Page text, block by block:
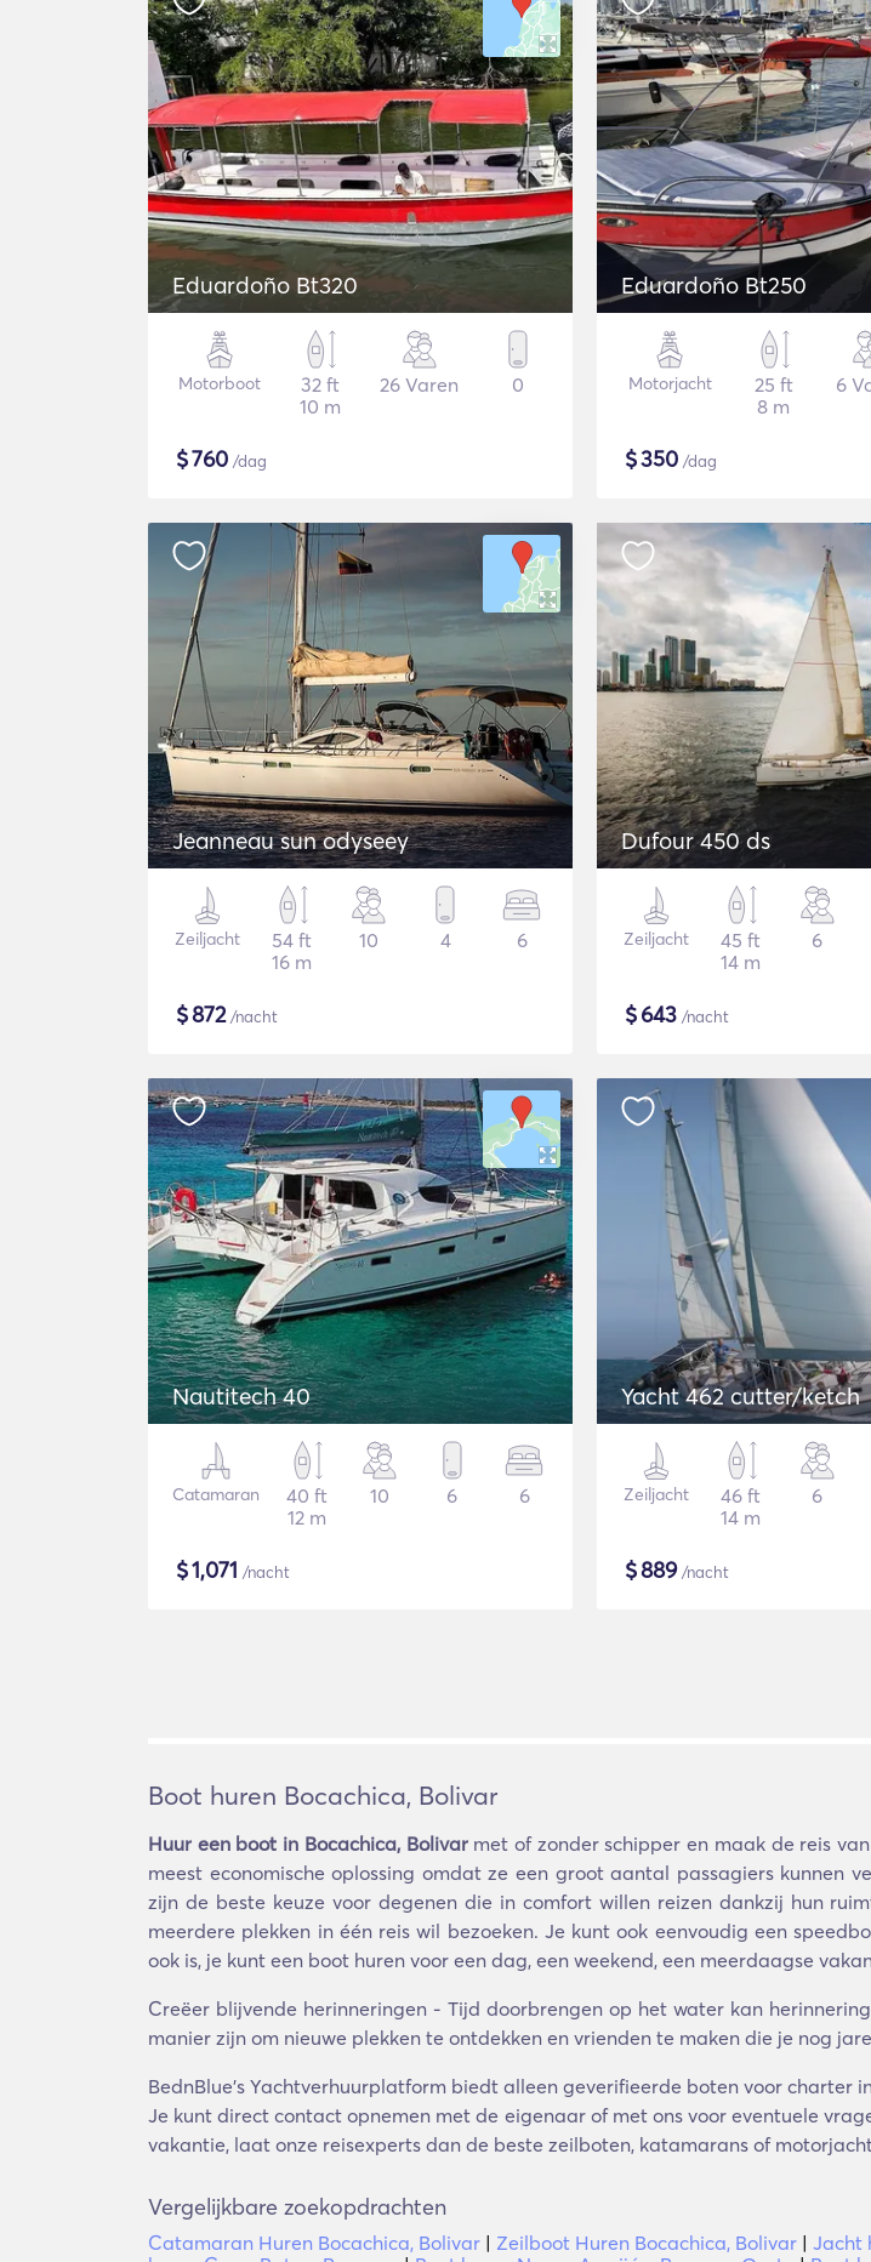
Eduardoño Bt320
Motorboot
32 ft
10 m
26 Varen 0
$760 /dag
Eduardoño Bt250
Motorjacht
25 ft
8 m
6
$350 /dag
Jeanneau sun odyseey
Zeiljacht
54 ft
16 m
10 4 6
$872/nacht
Dufour 450 ds
Zeiljacht
45 ft
14 m
6
$643 /nacht
Nautitech 40
Catamaran
40 ft
12 m
10 6 6
$1,071 /nacht
Yacht 462 cutter/ketch
Zeiljacht
46 ft
14 m
6
$889/nacht
Boot huren Bocachica, Bolivar
Huur een boot in Bocachica, Bolivarmet of zonder schipper en maak de reis
meest economische oplossing omdat ze een groot aantal passagiers kunnen
zijn de beste keuze voor degenen die in comfort willen reizen dankzij hun
meerdere plekken in één reis wil bezoeken. Je kunt ook eenvoudig een
ook is, je kunt een boot huren voor een dag, een weekend, een meerdaagse
Creëer blijvende herinneringen - Tijd doorbrengen op het water kan
manier zijn om nieuwe plekken te ontdekken en vrienden te maken die je nog
BednBlue's Yachtverhuurplatform biedt alleen geverifieerde boten voor charter
Je kunt direct contact opnemen met de eigenaar of met ons voor eventuele
vakantie, laat onze reisexperts dan de beste zeilboten, katamarans of
Vergelijkbare zoekopdrachten
Catamaran Huren Bocachica, Bolivar | Zeilboot Huren Bocachica, Bolivar | Jacht